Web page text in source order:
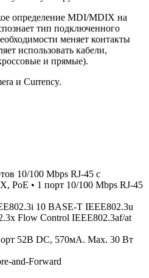
определение MDI/MDIX на
тип подключенного
меняет контакты
использовать кабели,
и прямые).
и Currency.
10/100 Mbps RJ-45 с
PoE • 1 порт 10/100 Mbps RJ-45
10 BASE-T IEEE802.3u
Flow Control IEEE802.3af/at
52В DC, 570мА. Max. 30 Вт
and-Forward